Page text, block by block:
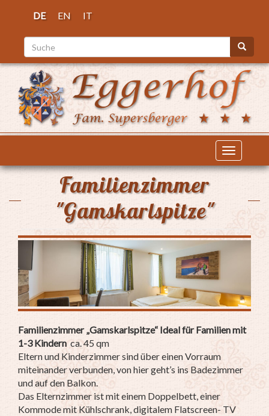
DE EN IT
Suche Suche
Familienzimmer
"Gamskarlspitze"
Familienzimmer „Gamskarlspitze“ Ideal für Familien mit
1-3 Kindern ca. 45 qm
Eltern und Kinderzimmer sind über einen Vorraum
miteinander verbunden, von hier geht’s ins Badezimmer
und auf den Balkon.
Das Elternzimmer ist mit einem Doppelbett, einer
Kommode mit Kühlschrank, digitalem Flatscreen- TV